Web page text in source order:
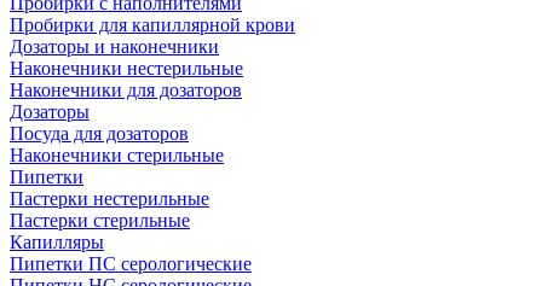
Пробирки для капиллярной крови
Дозаторы и наконечники
Наконечники нестерильные
Наконечники для дозаторов
Дозаторы
Посуда для дозаторов
Наконечники стерильные
Пипетки
Пастерки нестерильные
Пастерки стерильные
Капилляры
Пипетки ПС серологические